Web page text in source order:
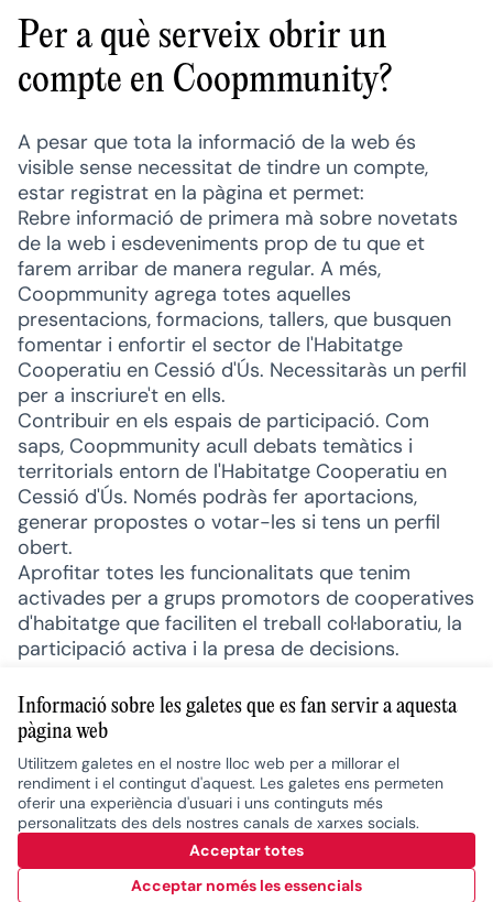
Informació sobre les galetes que es fan servir a aquesta
pàgina web
Utilitzem galetes en el nostre lloc web per a millorar el
rendiment i el contingut d'aquest. Les galetes ens permeten
oferir una experiència d'usuari i uns continguts més
personalitzats des dels nostres canals de xarxes socials.
Acceptar totes
Acceptar només les essencials
Per a què serveix obrir un
compte en Coopmmunity?
A pesar que tota la informació de la web és
visible sense necessitat de tindre un compte,
estar registrat en la pàgina et permet:
Rebre informació de primera mà sobre novetats
de la web i esdeveniments prop de tu que et
farem arribar de manera regular. A més,
Coopmmunity agrega totes aquelles
presentacions, formacions, tallers, que busquen
fomentar i enfortir el sector de l'Habitatge
Cooperatiu en Cessió d'Ús. Necessitaràs un perfil
per a inscriure't en ells.
Contribuir en els espais de participació. Com
saps, Coopmmunity acull debats temàtics i
territorials entorn de l'Habitatge Cooperatiu en
Cessió d'Ús. Només podràs fer aportacions,
generar propostes o votar-les si tens un perfil
obert.
Aprofitar totes les funcionalitats que tenim
activades per a grups promotors de cooperatives
d'habitatge que faciliten el treball col·laboratiu, la
participació activa i la presa de decisions.
Termes i condicions d'ús
Configuració de les galetes
Català
Elegir el idiomaTriar la llengua Escolher idiomaChoose language